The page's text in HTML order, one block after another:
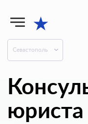
★
Севастополь